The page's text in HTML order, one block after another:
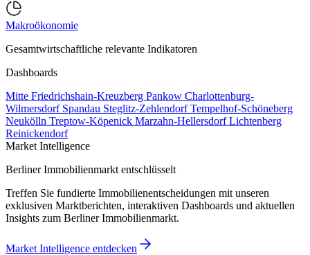
Makroökonomie
Gesamtwirtschaftliche relevante Indikatoren
Dashboards
Mitte Friedrichshain-Kreuzberg Pankow Charlottenburg-
Wilmersdorf Spandau Steglitz-ZehlendorfTempelhof-Schöneberg
Neukölln Treptow-Köpenick Marzahn-HellersdorfLichtenberg
Reinickendorf
Market Intelligence
Berliner Immobilienmarkt entschlüsselt
Treffen Sie fundierte Immobilienentscheidungen mit unseren
exklusiven Marktberichten, interaktiven Dashboards und aktuellen
Insights zum Berliner Immobilienmarkt.
Market Intelligence entdecken